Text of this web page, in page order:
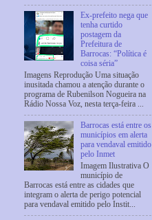
Ex-prefeito nega que
tenha curtido
postagem da
Prefeitura de
Barrocas: “Política é
coisa séria”
Imagens Reprodução Uma situação
inusitada chamou a atenção durante o
programa de Rubenilson Nogueira na
Rádio Nossa Voz, nesta terça-feira ...
Barrocas está entre os
municípios em alerta
para vendaval emitido
pelo Inmet
Imagem Ilustrativa O
município de
Barrocas está entre as cidades que
integram o alerta de perigo potencial
para vendaval emitido pelo Instit...